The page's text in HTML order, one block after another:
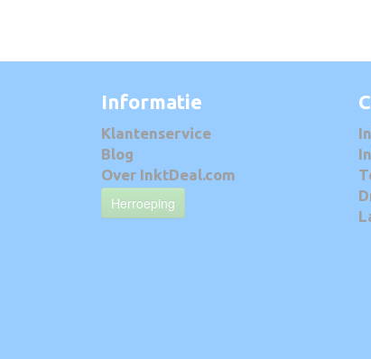
Informatie
Klantenservice
Blog
Over InktDeal.com
Herroeping